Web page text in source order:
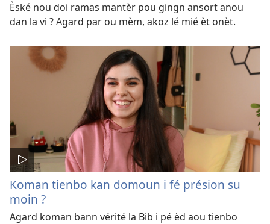
Èské nou doi ramas mantèr pou gingn ansort anou
dan la vi ? Agard par ou mèm, akoz lé mié èt onèt.
Koman tienbo kan domoun i fé présion su
moin ?
Agard koman bann vérité la Bib i pé èd aou tienbo